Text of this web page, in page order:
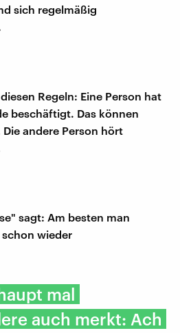
sich regelmäßig
Regeln: Eine Person hat
beschäftigt. Das können
andere Person hört
sagt: Am besten man
wieder
mal
auch merkt: Ach